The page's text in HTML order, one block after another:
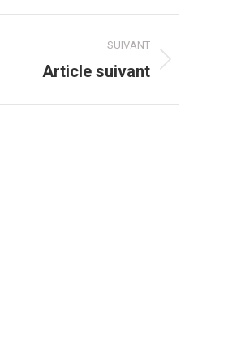
SUIVANT
Article suivant